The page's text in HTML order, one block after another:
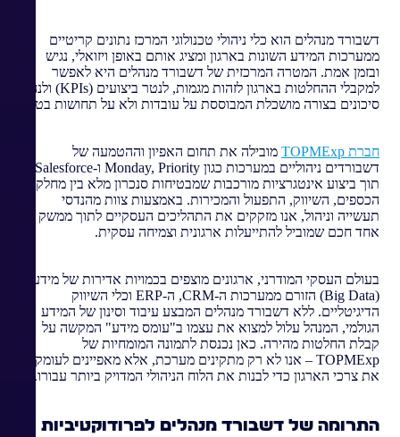
דשבורד מנהלים הוא כלי ניהולי טכנולוגי המרכז נתונים קריטיים
ממערכות המידע השונות בארגון ומציג אותם באופן ויזואלי, נגיש
ובזמן אמת. המטרה המרכזית של דשבורד מנהלים היא לאפשר
למקבלי ההחלטות בארגון לזהות מגמות, לנטר ביצועים (KPIs) ולנהל
סיכונים בצורה מושכלת המבוססת על עובדות ולא על תחושות בטן.
חברת TOPMExp
מובילה את תחום האפיון וההטמעה של
תוך ביצוע אינטגרציות מורכבות שמבטיחות סנכרון מלא בין מחלקות
הכספים, השיווק, התפעול והמכירות. באמצעות צוות מהנדסי
תעשייה וניהול, אנו מזקקים את התהליכים העסקיים לתוך ממשק
אחד חכם שמוביל להתייעלות ארגונית וצמיחה עסקית.
בעולם העסקי המודרני, ארגונים מוצפים בכמויות אדירות של מידע
(Big Data) הזורם ממערכות ה-CRM, ה-ERP וכלי השיווק
הדיגיטליים. ללא דשבורד מנהלים המבצע עיבוד וסינון של המידע
הגולמי, המנהל עלול למצוא את עצמו ב"עומס מידע" המקשה על
קבלת החלטות מהירה. כאן נכנסת לתמונה המומחיות של
TOPMExp – אנו לא רק מתקינים מערכת, אלא מאפיינים לעומק
את צרכי הארגון כדי לבנות את הלוח הניהולי המדויק ביותר עבורו.
התרומה של דשבורד מנהלים לפרודוקטיביות